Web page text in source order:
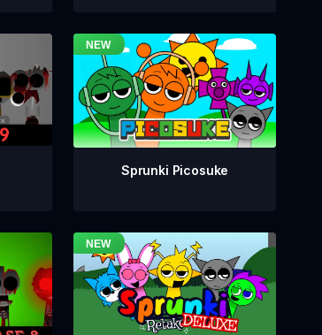
Sprunki Picosuke